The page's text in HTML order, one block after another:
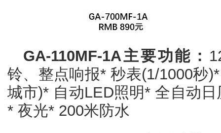
GA-110MF-1A主要功能：
铃、整点响报* 秒表(1/1000秒
城市)* 自动LED照明* 全自动
* 夜光* 200米防水